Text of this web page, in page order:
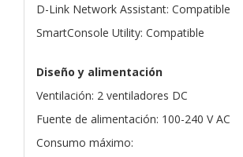
D-Link Network Assistant: Compatible
SmartConsole Utility: Compatible
Diseño y alimentación
Ventilación: 2 ventiladores DC
Fuente de alimentación: 100-240 V AC
Consumo máximo: